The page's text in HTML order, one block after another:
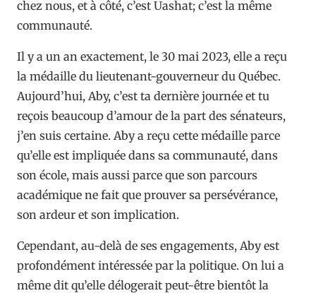
chez nous, et à côté, c’est Uashat; c’est la même
communauté.
Il y a un an exactement, le 30 mai 2023, elle a reçu
la médaille du lieutenant-gouverneur du Québec.
Aujourd’hui, Aby, c’est ta dernière journée et tu
reçois beaucoup d’amour de la part des sénateurs,
j’en suis certaine. Aby a reçu cette médaille parce
qu’elle est impliquée dans sa communauté, dans
son école, mais aussi parce que son parcours
académique ne fait que prouver sa persévérance,
son ardeur et son implication.
Cependant, au-delà de ses engagements, Aby est
profondément intéressée par la politique. On lui a
même dit qu’elle délogerait peut-être bientôt la